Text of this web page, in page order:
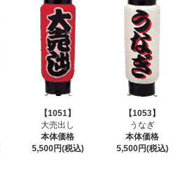
【1051】
大売出し
本体価格
5,500円(税込)
【1053】
うなぎ
本体価格
5,500円(税込)